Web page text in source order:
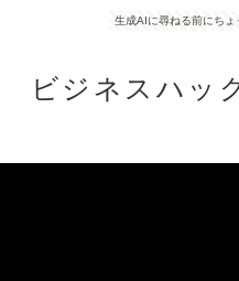
生成AIに尋ねる前にちょ
ビジネスハッ